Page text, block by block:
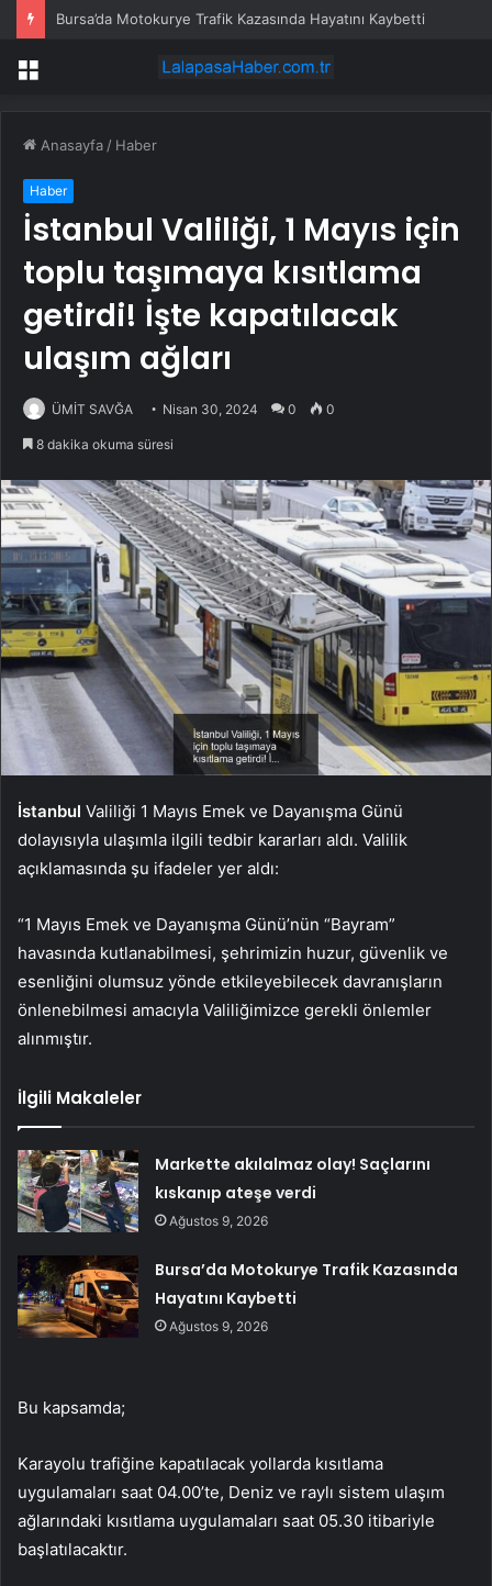
Bursa’da Motokurye Trafik Kazasında Hayatını Kaybetti
Menü
Anasayfa / Haber
Haber
İstanbul Valiliği, 1 Mayıs için
toplu taşımaya kısıtlama
getirdi! İşte kapatılacak
ulaşım ağları
ÜMİT SAVĞA Nisan 30, 2024 0 0
8 dakika okuma süresi
İstanbul Valiliği 1 Mayıs Emek ve Dayanışma Günü
dolayısıyla ulaşımla ilgili tedbir kararları aldı. Valilik
açıklamasında şu ifadeler yer aldı:
“1 Mayıs Emek ve Dayanışma Günü’nün “Bayram”
havasında kutlanabilmesi, şehrimizin huzur, güvenlik ve
esenliğini olumsuz yönde etkileyebilecek davranışların
önlenebilmesi amacıyla Valiliğimizce gerekli önlemler
alınmıştır.
İlgili Makaleler
Markette akılalmaz olay! Saçlarını
kıskanıp ateşe verdi
Ağustos 9, 2026
Bursa’da Motokurye Trafik Kazasında
Hayatını Kaybetti
Ağustos 9, 2026
Bu kapsamda;
Karayolu trafiğine kapatılacak yollarda kısıtlama
uygulamaları saat 04.00’te, Deniz ve raylı sistem ulaşım
ağlarındaki kısıtlama uygulamaları saat 05.30 itibariyle
başlatılacaktır.